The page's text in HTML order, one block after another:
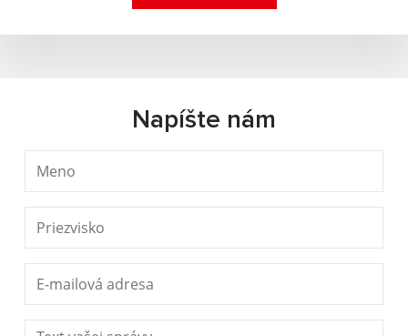
Napíšte nám